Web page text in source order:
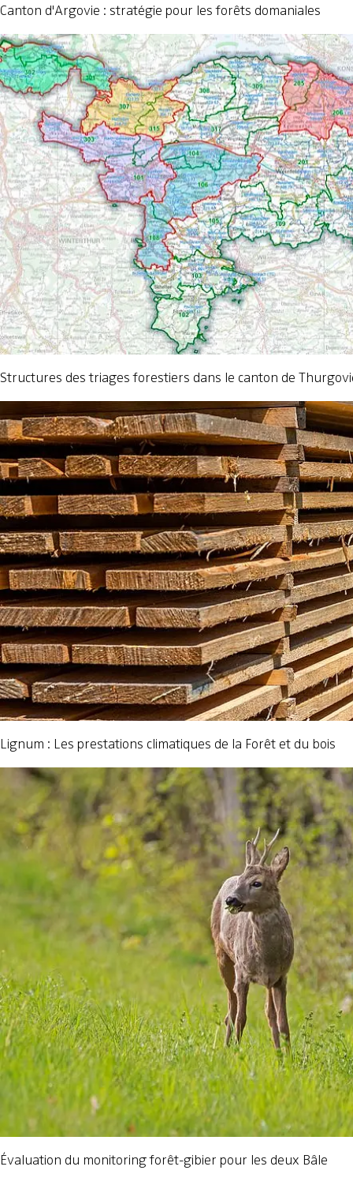
Canton d'Argovie : stratégie pour les forêts domaniales
Structures des triages forestiers dans le canton de
Lignum : Les prestations climatiques de la Forêt et du bois
Évaluation du monitoring forêt-gibier pour les deux Bâle